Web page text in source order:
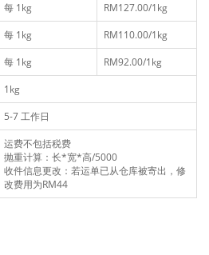
每 1kg
RM127.00/1kg
每 1kg
RM110.00/1kg
每 1kg
RM92.00/1kg
1kg
5-7 工作日
运费不包括税费
抛重计算：长*宽*高/5000
收件信息更改：若运单已从仓库被寄出，修
改费用为RM44